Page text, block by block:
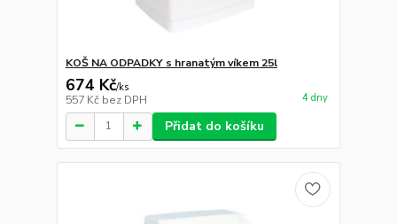
KOŠ NA ODPADKY s hranatým víkem 25l
674 Kč/ks
557 Kč bez DPH 4 dny
Přidat do košíku